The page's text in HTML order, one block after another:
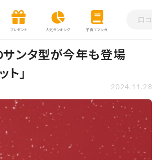
プレゼント 人気ランキング 子育てマンガ
サンタ型が今年も登場
」
2024.11.28